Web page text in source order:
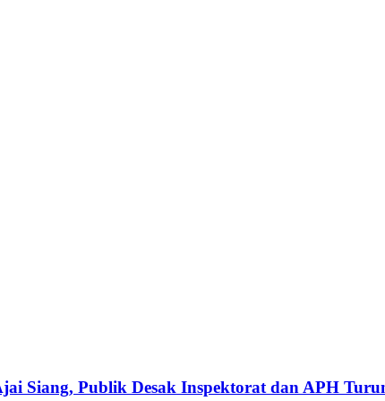
Siang, Publik Desak Inspektorat dan APH